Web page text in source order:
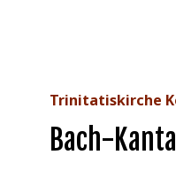
Trinitatiskirche
Bach-